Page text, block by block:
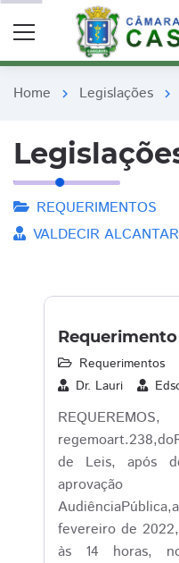
Home chevron_right Legislações chevron_right
REQUERIMENTOS
VALDECIR
Requerimentos
Dr. Lauri
de Leis, após
fevereiro de
às 14 horas,